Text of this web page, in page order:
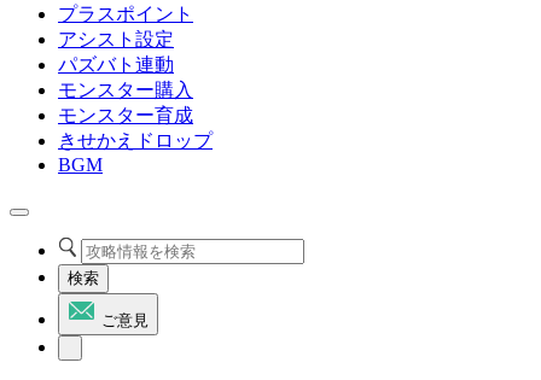
プラスポイント
アシスト設定
パズバト連動
モンスター購入
モンスター育成
きせかえドロップ
BGM
検索
ご意見